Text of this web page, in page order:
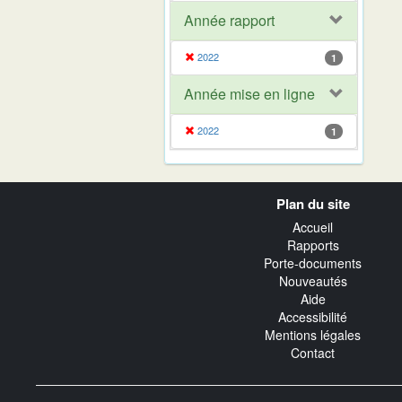
Année rapport
2022 1
Année mise en ligne
2022 1
Plan du site
Accueil
Rapports
Porte-documents
Nouveautés
Aide
Accessibilité
Mentions légales
Contact